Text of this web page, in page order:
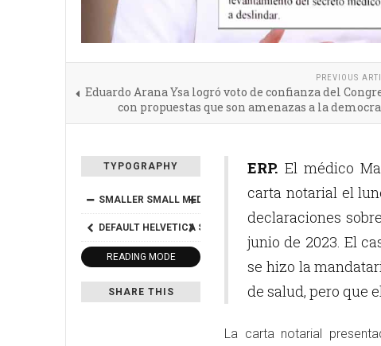
PREVIOUS
Eduardo Arana Ysa logró voto de confianza del
con propuestas que son amenazas a la
TYPOGRAPHY
SMALLER SMALL MEDIUM BIGGER
DEFAULT HELVETICA SEGOE
READING MODE
SHARE THIS
ERP. El médico
carta notarial el
declaraciones
junio de 2023. El
se hizo la
de salud, pero que
La carta notarial